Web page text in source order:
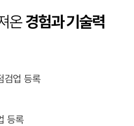
온경험과 기술력
검업 등록
등록